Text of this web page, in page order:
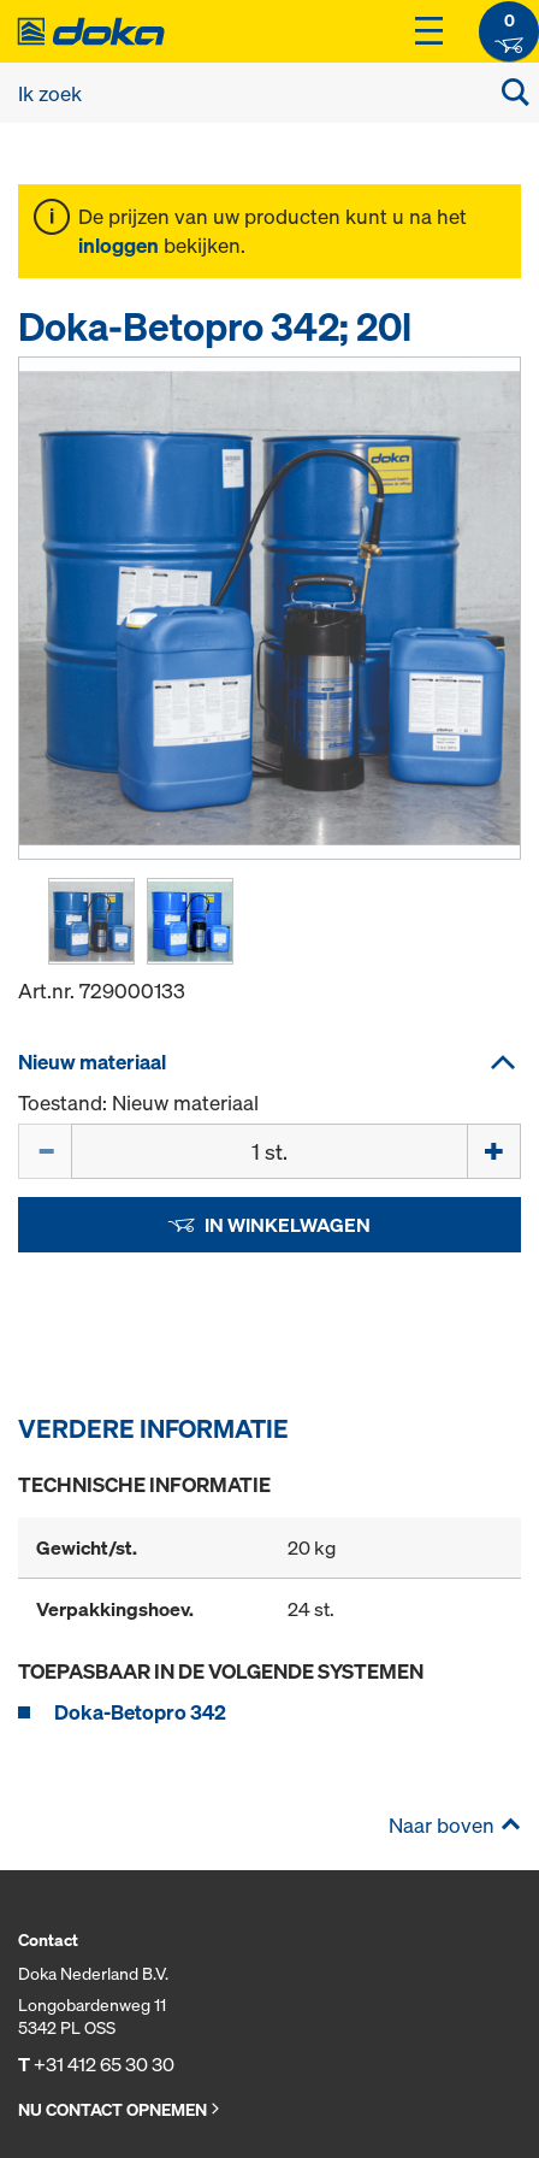
0
De prijzen van uw producten kunt u na het
inloggen bekijken.
Doka-Betopro 342; 20l
Art.nr. 729000133
Nieuw materiaal
Toestand: Nieuw materiaal
IN WINKELWAGEN
VERDERE INFORMATIE
TECHNISCHE INFORMATIE
Gewicht/st. 20 kg
Verpakkingshoev. 24 st.
TOEPASBAAR IN DE VOLGENDE SYSTEMEN
Doka-Betopro 342
Naar boven
Contact
Doka Nederland B.V.
Longobardenweg 11
5342 PL OSS
T+31 412 65 30 30
NU CONTACT OPNEMEN